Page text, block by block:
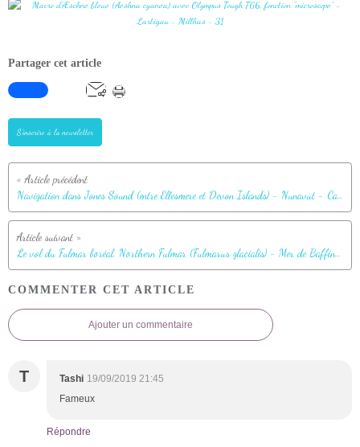
Partager cet article
S'inscrire à la newsletter
Navigation dans Jones Sound (entre Ellesmere et Devon Islands) - Nunavut - Canada
Le vol du Fulmar boréal, Northern Fulmar (Fulmarus glacialis) - Mer de Baffin - Nunavut - Canada
COMMENTER CET ARTICLE
Ajouter un commentaire
T Tashi 19/09/2019 21:45
Fameux
Répondre